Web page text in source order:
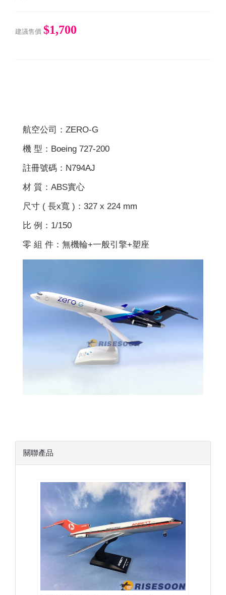
建議售價 $1,700
航空公司：ZERO-G
機 型：Boeing 727-200
註冊號碼：N794AJ
材 質：ABS實心
尺寸 ( 長x寬 )：327 x 224 mm
比 例：1/150
零 組 件：無機輪+一般引擎+塑座
關聯產品
AAA15B722P01 $1600
查看